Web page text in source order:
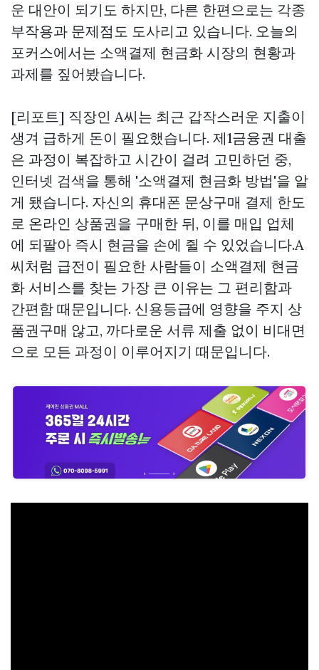
운 대안이 되기도 하지만, 다른 한편으로는 각종
부작용과 문제점도 도사리고 있습니다. 오늘의
포커스에서는 소액결제 현금화 시장의 현황과
과제를 짚어봤습니다.
[리포트] 직장인 A씨는 최근 갑작스러운 지출이
생겨 급하게 돈이 필요했습니다. 제1금융권 대출
은 과정이 복잡하고 시간이 걸려 고민하던 중,
인터넷 검색을 통해 '소액결제 현금화 방법'을 알
게 됐습니다. 자신의 휴대폰 문상구매 결제 한도
로 온라인 상품권을 구매한 뒤, 이를 매입 업체
에 되팔아 즉시 현금을 손에 쥘 수 있었습니다.A
씨처럼 급전이 필요한 사람들이 소액결제 현금
화 서비스를 찾는 가장 큰 이유는 그 편리함과
간편함 때문입니다. 신용등급에 영향을 주지 상
품권구매 않고, 까다로운 서류 제출 없이 비대면
으로 모든 과정이 이루어지기 때문입니다.